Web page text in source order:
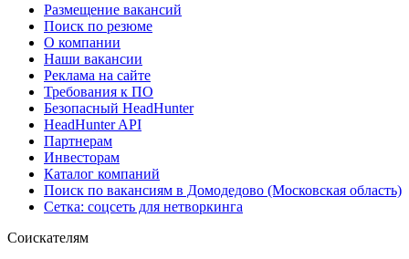
Размещение вакансий
Поиск по резюме
О компании
Наши вакансии
Реклама на сайте
Требования к ПО
Безопасный HeadHunter
HeadHunter API
Партнерам
Инвесторам
Каталог компаний
Поиск по вакансиям в Домодедово (Московская область)
Сетка: соцсеть для нетворкинга
Соискателям